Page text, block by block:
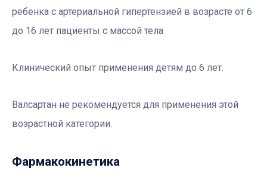
ребенка с артериальной гипертензией в возрасте от 6
до 16 лет пациенты с массой тела
Клинический опыт применения детям до 6 лет.
Валсартан не рекомендуется для применения этой
возрастной категории.
Фармакокинетика